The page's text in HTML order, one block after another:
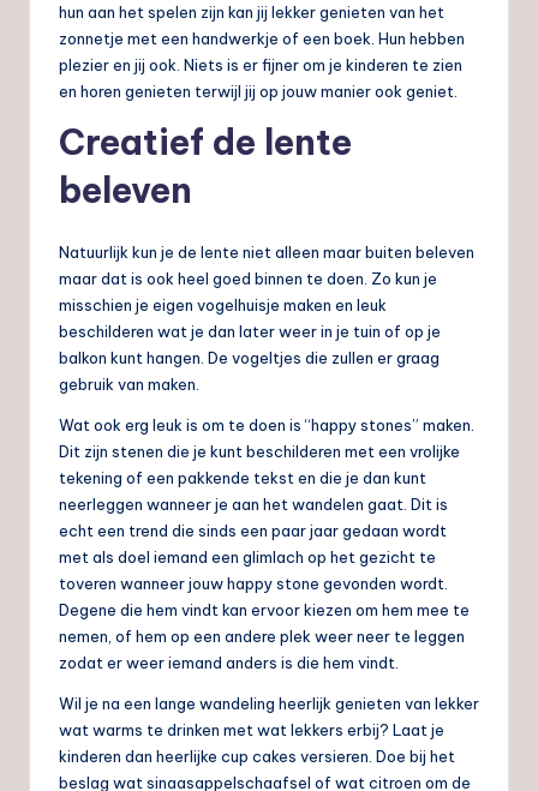
hun aan het spelen zijn kan jij lekker genieten van het
zonnetje met een handwerkje of een boek. Hun hebben
plezier en jij ook. Niets is er fijner om je kinderen te zien
en horen genieten terwijl jij op jouw manier ook geniet.
Creatief de lente
beleven
Natuurlijk kun je de lente niet alleen maar buiten beleven
maar dat is ook heel goed binnen te doen. Zo kun je
misschien je eigen vogelhuisje maken en leuk
beschilderen wat je dan later weer in je tuin of op je
balkon kunt hangen. De vogeltjes die zullen er graag
gebruik van maken.
Wat ook erg leuk is om te doen is “happy stones” maken.
Dit zijn stenen die je kunt beschilderen met een vrolijke
tekening of een pakkende tekst en die je dan kunt
neerleggen wanneer je aan het wandelen gaat. Dit is
echt een trend die sinds een paar jaar gedaan wordt
met als doel iemand een glimlach op het gezicht te
toveren wanneer jouw happy stone gevonden wordt.
Degene die hem vindt kan ervoor kiezen om hem mee te
nemen, of hem op een andere plek weer neer te leggen
zodat er weer iemand anders is die hem vindt.
Wil je na een lange wandeling heerlijk genieten van lekker
wat warms te drinken met wat lekkers erbij? Laat je
kinderen dan heerlijke cup cakes versieren. Doe bij het
beslag wat sinaasappelschaafsel of wat citroen om de